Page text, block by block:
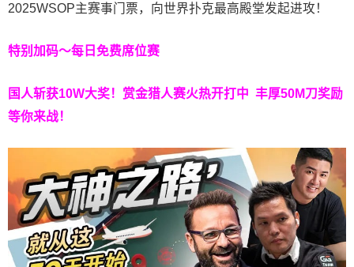
2025WSOP主赛事门票，向世界扑克最高殿堂发起进攻！
特别加码～每日免费席位赛
国人斩获10W大奖！ 赏金猎人赛火热开打中 丰厚50M刀奖励
等你来战！